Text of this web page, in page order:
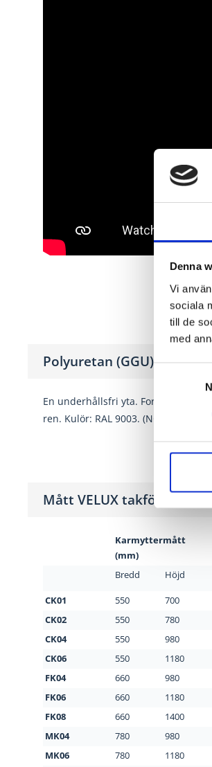
Denna
Vi
sociala
till de
med
Polyuretan (GGU)
En underhållsfri yta. Formgjuten
ren. Kulör: RAL 9003. (NCS S0500-N)
Mått VELUX takfönster
Karmyttermått
(mm)
Bredd Höjd
CK01 550 700
CK02
550 780
CK04
550 980
CK06
550 1180
FK04
660 980
FK06
660 1180
FK08
660 1400
MK04
780 980
MK06
780 1180